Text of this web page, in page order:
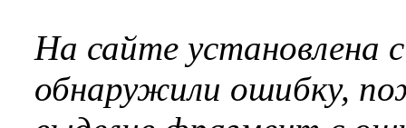
На сайте установлена
обнаружили ошибку,